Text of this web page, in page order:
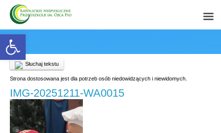
Open toolbar
Słuchaj tekstu
Strona dostosowana jest dla potrzeb osób niedowidzących i niewidomych.
IMG-20251211-WA0015